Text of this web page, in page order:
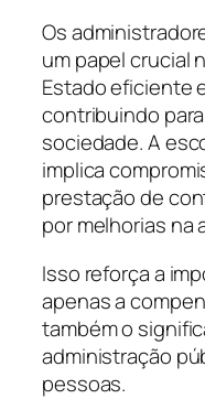
Os
um papel crucial
Estado eficiente
contribuindo
sociedade. A
implica
prestação de
por melhorias na
Isso reforça a
apenas a
também o
administração
pessoas.